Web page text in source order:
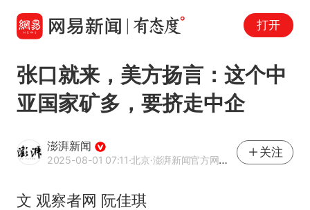
打开
张口就来，美方扬言：这个中
亚国家矿多，要挤走中企
澎湃新闻
2025-08-01 07:11·北京·澎湃新闻官方网易号
关注
文 观察者网 阮佳琪